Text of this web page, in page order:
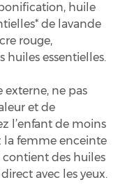
huile
de lavande
rouge,
huiles essentielles.
externe, ne pas
et de
l’enfant de moins
la femme enceinte
contient des huiles
avec les yeux.